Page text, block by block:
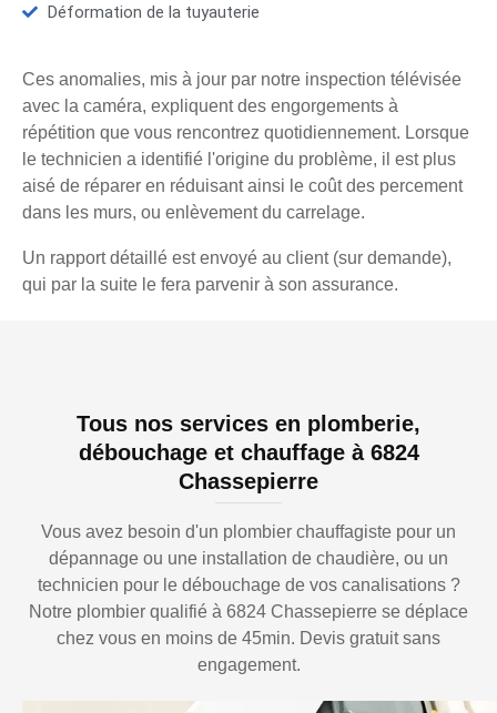
Déformation de la tuyauterie
Ces anomalies, mis à jour par notre inspection télévisée
avec la caméra, expliquent des engorgements à
répétition que vous rencontrez quotidiennement. Lorsque
le technicien a identifié l'origine du problème, il est plus
aisé de réparer en réduisant ainsi le coût des percement
dans les murs, ou enlèvement du carrelage.
Un rapport détaillé est envoyé au client (sur demande),
qui par la suite le fera parvenir à son assurance.
Tous nos services en plomberie,
débouchage et chauffage à 6824
Chassepierre
Vous avez besoin d'un plombier chauffagiste pour un
dépannage ou une installation de chaudière, ou un
technicien pour le débouchage de vos canalisations ?
Notre plombier qualifié à 6824 Chassepierre se déplace
chez vous en moins de 45min. Devis gratuit sans
engagement.